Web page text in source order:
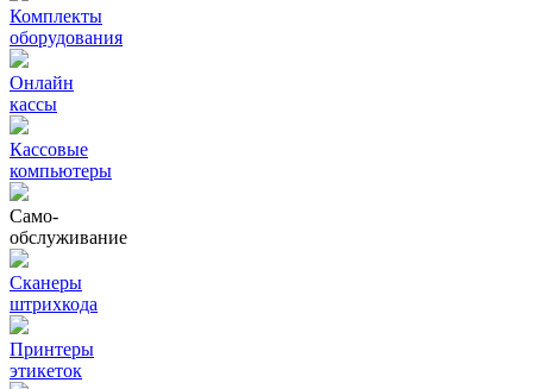
Комплекты
оборудования
Онлайн
кассы
Кассовые
компьютеры
Само-
обслуживание
Сканеры
штрихкода
Принтеры
этикеток